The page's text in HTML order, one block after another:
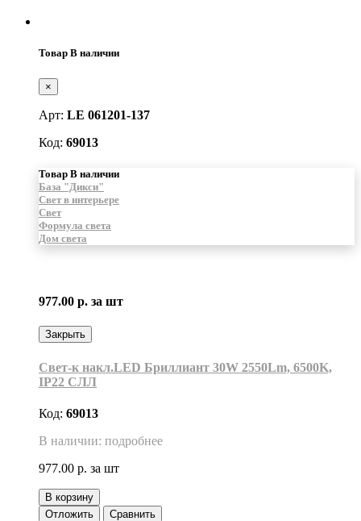
Товар В наличии
×
Арт: LE 061201-137
Код: 69013
Товар В наличии
База "Дикси"
Свет в интерьере
Свет
Формула света
Дом света
977.00 р. за шт
Закрыть
Свет-к накл.LED Бриллиант 30W 2550Lm, 6500K,
IP22 СЛЛ
Код: 69013
В наличии: подробнее
977.00 р. за шт
В корзину
Отложить
Сравнить